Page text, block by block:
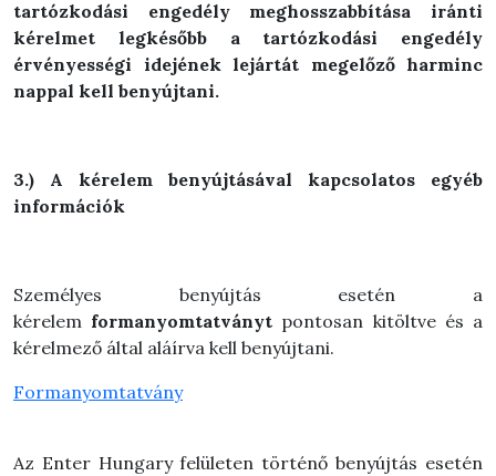
tartózkodási engedély meghosszabbítása iránti
kérelmet legkésőbb a tartózkodási engedély
érvényességi idejének lejártát megelőző harminc
nappal kell benyújtani.
3.) A kérelem benyújtásával kapcsolatos egyéb
információk
Személyes benyújtás esetén a
kérelem formanyomtatványt pontosan kitöltve és a
kérelmező által aláírva kell benyújtani.
Formanyomtatvány
Az Enter Hungary felületen történő benyújtás esetén